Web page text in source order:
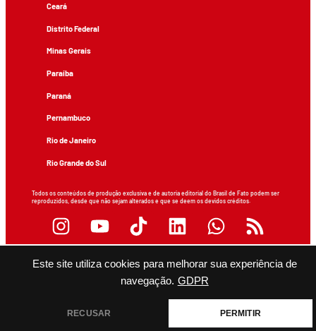
Este site utiliza cookies para melhorar sua experiência de
navegação. GDPR
RECUSAR PERMITIR
Ceará
Distrito Federal
Minas Gerais
Paraíba
Paraná
Pernambuco
Rio de Janeiro
Rio Grande do Sul
Todos os conteúdos de produção exclusiva e de autoria editorial do Brasil de Fato podem ser
reproduzidos, desde que não sejam alterados e que se deem os devidos créditos.